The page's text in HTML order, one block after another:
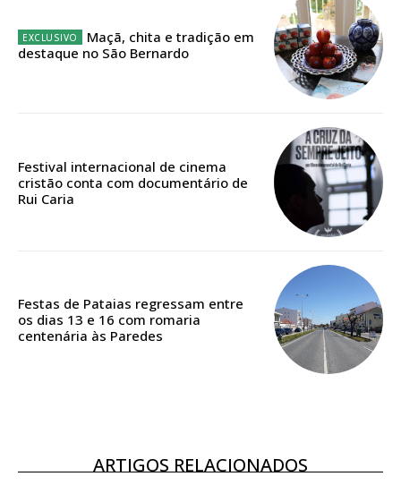
Acesso aos conteúdos Exclusivos para
assinantes
12 meses
Ofertas para assinatura anual
Maçã, chita e tradição em
destaque no São Bernardo
Festival internacional de cinema
cristão conta com documentário de
Rui Caria
Festas de Pataias regressam entre
os dias 13 e 16 com romaria
centenária às Paredes
ARTIGOS RELACIONADOS